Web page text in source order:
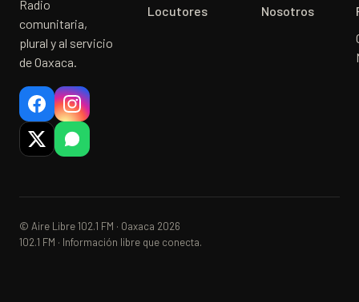
Radio
comunitaria,
plural y al servicio
de Oaxaca.
Locutores
Nosotros
© Aire Libre 102.1 FM · Oaxaca 2026
102.1 FM · Información libre que conecta.